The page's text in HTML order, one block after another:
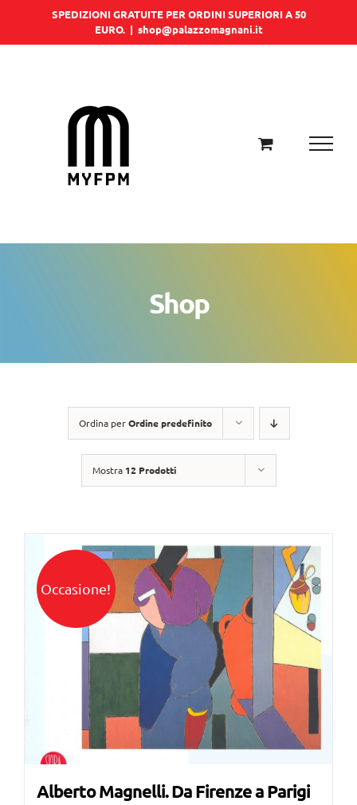
SPEDIZIONI GRATUITE PER ORDINI SUPERIORI A 50
EURO. | shop@palazzomagnani.it
Shop
Ordina perOrdine predefinito
Mostra 12 Prodotti
Occasione!
Alberto Magnelli. Da Firenze a Parigi